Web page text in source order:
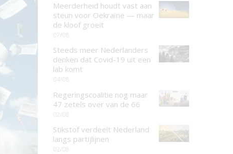
Meerderheid houdt vast aan
steun voor Oekraïne — maar
de kloof groeit
07/08
Steeds meer Nederlanders
denken dat Covid-19 uit een
lab komt
04/08
Regeringscoalitie nog maar
47 zetels over van de 66
02/08
Stikstof verdeelt Nederland
langs partijlijnen
02/08